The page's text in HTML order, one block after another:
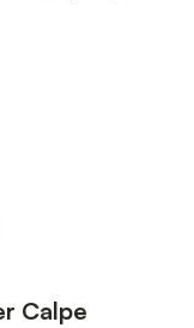
Calpe